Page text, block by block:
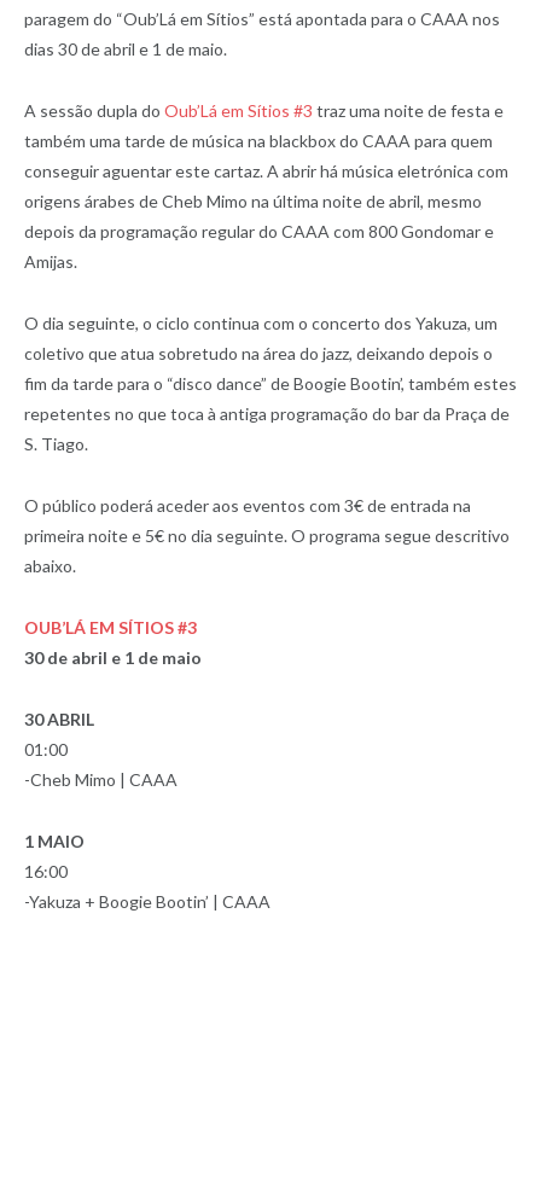
paragem do “Oub’Lá em Sítios” está apontada para o CAAA nos
dias 30 de abril e 1 de maio.
A sessão dupla do Oub’Lá em Sítios #3 traz uma noite de festa e
também uma tarde de música na blackbox do CAAA para quem
conseguir aguentar este cartaz. A abrir há música eletrónica com
origens árabes de Cheb Mimo na última noite de abril, mesmo
depois da programação regular do CAAA com 800 Gondomar e
Amijas.
O dia seguinte, o ciclo continua com o concerto dos Yakuza, um
coletivo que atua sobretudo na área do jazz, deixando depois o
fim da tarde para o “disco dance” de Boogie Bootin’, também estes
repetentes no que toca à antiga programação do bar da Praça de
S. Tiago.
O público poderá aceder aos eventos com 3€ de entrada na
primeira noite e 5€ no dia seguinte. O programa segue descritivo
abaixo.
OUB’LÁ EM SÍTIOS #3
30 de abril e 1 de maio
30 ABRIL
01:00
-Cheb Mimo | CAAA
1 MAIO
16:00
-Yakuza + Boogie Bootin’ | CAAA